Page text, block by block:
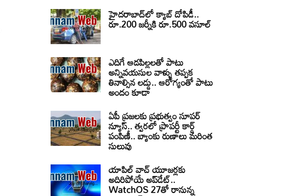
హైదరాబాద్‌లో క్యాబ్‌ దోపిడీ..
రూ.200 జర్నీకి రూ.500 వసూల్
ఎదిగే ఆడపిల్లలతో పాటు
అన్నివయసుల వాళ్ళు తప్పక
తినాల్సిన లడ్డు.. ఆరోగ్యంతో పాటు
అందం కూడా
ఏపీ ప్రజలకు ప్రభుత్వం సూపర్
న్యూస్.. త్వరలో ప్రాపర్టీ కార్డ్
పంపిణీ.. బ్యాంకు రుణాలు మరింత
సులువు
యాపిల్ వాచ్ యూజర్లకు
అదిరిపోయే అప్‌డేట్..
WatchOS 27తో రానున్న